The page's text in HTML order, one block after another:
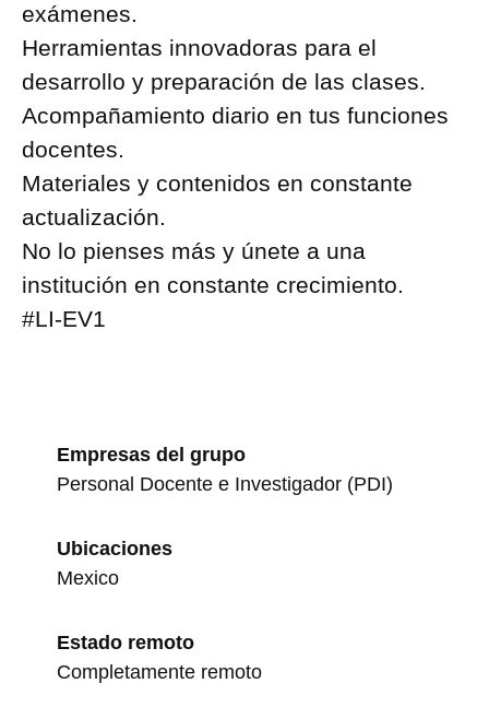
exámenes.
Herramientas innovadoras para el
desarrollo y preparación de las clases.
Acompañamiento diario en tus funciones
docentes.
Materiales y contenidos en constante
actualización.
No lo pienses más y únete a una
institución en constante crecimiento.
#LI-EV1
Empresas del grupo
Personal Docente e Investigador (PDI)
Ubicaciones
Mexico
Estado remoto
Completamente remoto